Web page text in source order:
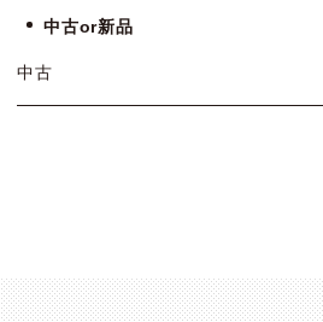
中古or新品
中古